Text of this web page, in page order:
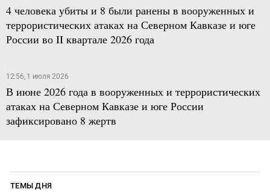
4 человека убиты и 8 были ранены в вооруженных и
террористических атаках на Северном Кавказе и юге
России во II квартале 2026 года
12:56, 1 июля 2026
В июне 2026 года в вооруженных и террористических
атаках на Северном Кавказе и юге России
зафиксировано 8 жертв
ТЕМЫ ДНЯ